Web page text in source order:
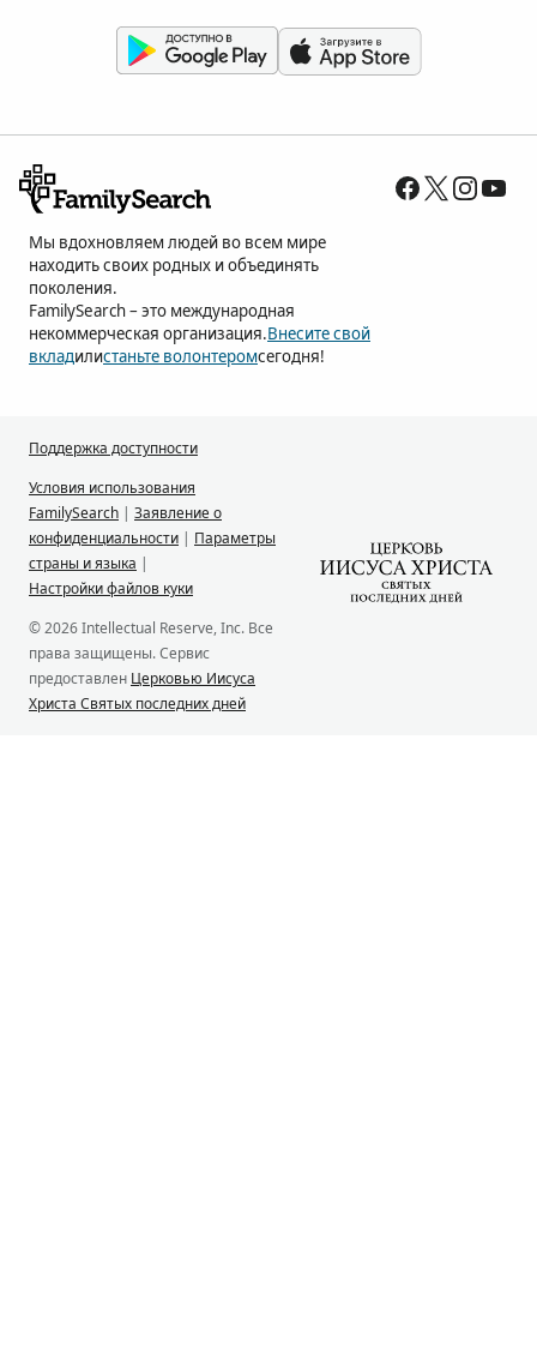
Мы вдохновляем людей во всем мире
находить своих родных и объединять
поколения.
FamilySearch – это международная
некоммерческая организация.Внесите свой
вкладилистаньте волонтеромсегодня!
Поддержка доступности
Условия использования
FamilySearch | Заявление о
конфиденциальности | Параметры
страны и языка |
Настройки файлов куки
© 2026 Intellectual Reserve, Inc. Все
права защищены. Сервис
предоставлен Церковью Иисуса
Христа Святых последних дней